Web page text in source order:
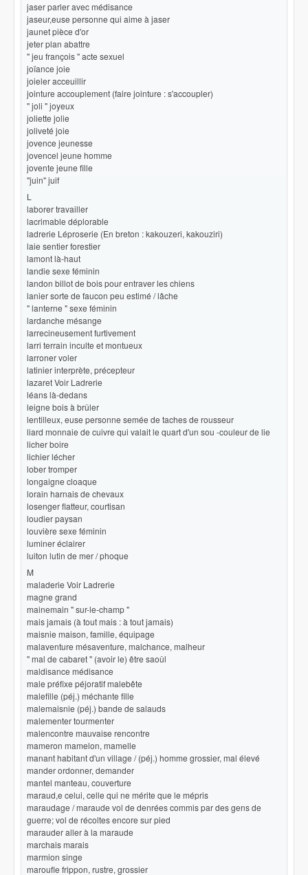
jaser parler avec médisance
jaseur,euse personne qui aime à jaser
jaunet pièce d'or
jeter plan abattre
" jeu françois " acte sexuel
joïance joie
joieler acceuillir
jointure accouplement (faire jointure : s'accoupler)
" joli " joyeux
joliette jolie
joliveté joie
jovence jeunesse
jovencel jeune homme
jovente jeune fille
"juin" juif
L
laborer travailler
lacrimable déplorable
ladrerie Léproserie (En breton : kakouzeri, kakouziri)
laie sentier forestier
lamont là-haut
landie sexe féminin
landon billot de bois pour entraver les chiens
lanier sorte de faucon peu estimé / lâche
" lanterne " sexe féminin
lardanche mésange
larrecineusement furtivement
larri terrain inculte et montueux
larroner voler
latinier interprète, précepteur
lazaret Voir Ladrerie
léans là-dedans
leigne bois à brûler
lentilleux, euse personne semée de taches de rousseur
liard monnaie de cuivre qui valait le quart d'un sou -couleur de lie
licher boire
lichier lécher
lober tromper
longaigne cloaque
lorain harnais de chevaux
losenger flatteur, courtisan
loudier paysan
louvière sexe féminin
luminer éclairer
luiton lutin de mer / phoque
M
maladerie Voir Ladrerie
magne grand
mainemain " sur-le-champ "
mais jamais (à tout mais : à tout jamais)
maisnie maison, famille, équipage
malaventure mésaventure, malchance, malheur
" mal de cabaret " (avoir le) être saoûl
maldisance médisance
male préfixe péjoratif malebête
malefille (péj.) méchante fille
malemaisnie (péj.) bande de salauds
malementer tourmenter
malencontre mauvaise rencontre
mameron mamelon, mamelle
manant habitant d'un village / (péj.) homme grossier, mal élevé
mander ordonner, demander
mantel manteau, couverture
maraud,e celui, celle qui ne mérite que le mépris
maraudage / maraude vol de denrées commis par des gens de
guerre; vol de récoltes encore sur pied
marauder aller à la maraude
marchais marais
marmion singe
maroufle frippon, rustre, grossier